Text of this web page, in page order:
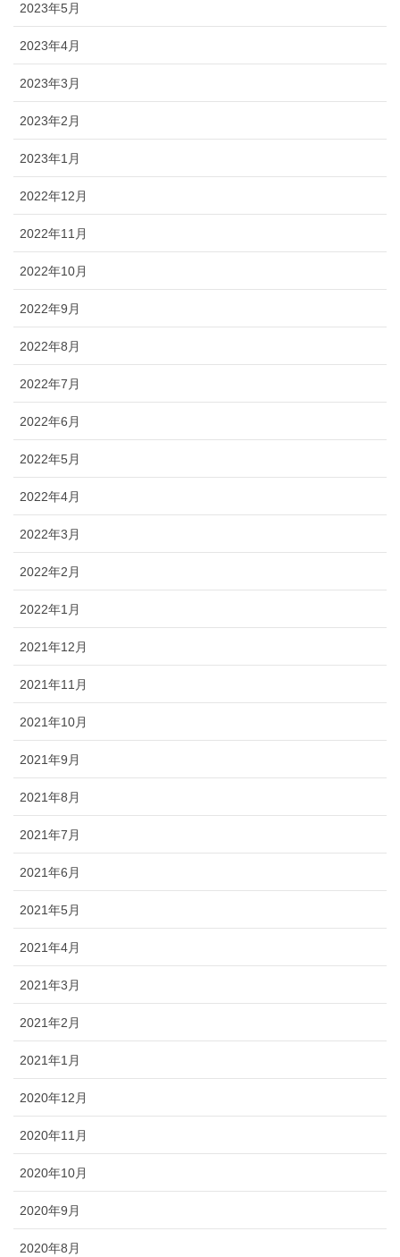
2023年5月
2023年4月
2023年3月
2023年2月
2023年1月
2022年12月
2022年11月
2022年10月
2022年9月
2022年8月
2022年7月
2022年6月
2022年5月
2022年4月
2022年3月
2022年2月
2022年1月
2021年12月
2021年11月
2021年10月
2021年9月
2021年8月
2021年7月
2021年6月
2021年5月
2021年4月
2021年3月
2021年2月
2021年1月
2020年12月
2020年11月
2020年10月
2020年9月
2020年8月